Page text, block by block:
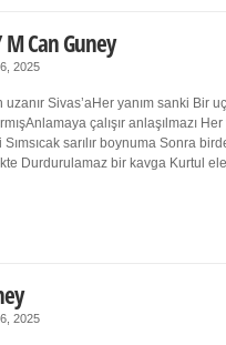
M Can Guney
2025
uzanır Sivas’aHer yanım sanki Bir
çalışır anlaşılmazı
sarılır boynuma Sonra
Durdurulamaz bir kavga Kurtul
2025